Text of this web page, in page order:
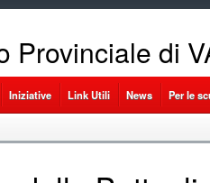
Provinciale di
Iniziative Link Utili News Per le